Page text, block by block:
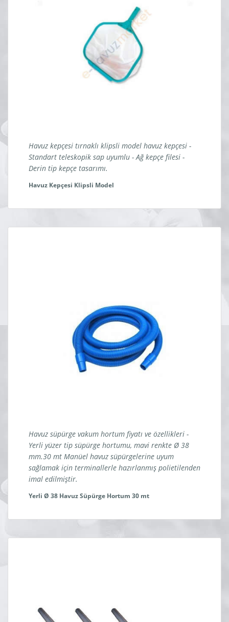
Havuz kepçesi tırnaklı klipsli model havuz kepçesi -
Standart teleskopik sap uyumlu - Ağ kepçe filesi -
Derin tip kepçe tasarımı.
Havuz Kepçesi Klipsli Model
Havuz süpürge vakum hortum fiyatı ve özellikleri -
Yerli yüzer tip süpürge hortumu, mavi renkte Ø 38
mm.30 mt Manüel havuz süpürgelerine uyum
sağlamak için terminallerle hazırlanmış polietilenden
imal edilmiştir.
Yerli Ø 38 Havuz Süpürge Hortum 30 mt